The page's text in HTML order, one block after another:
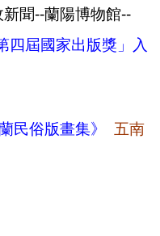
聞--蘭陽博物館--
四屆國家出版獎」入
民俗版畫集》
五南